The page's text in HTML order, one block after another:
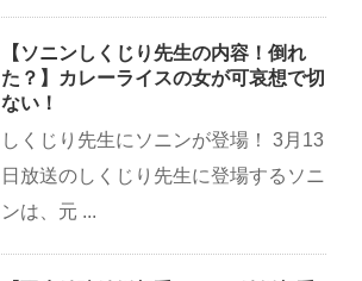
【ソニンしくじり先生の内容！倒れ
た？】カレーライスの女が可哀想で切
ない！
しくじり先生にソニンが登場！ 3月13
日放送のしくじり先生に登場するソニ
ンは、元 ...